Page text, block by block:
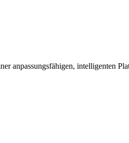
anpassungsfähigen, intelligenten